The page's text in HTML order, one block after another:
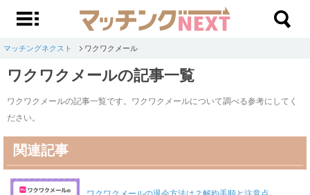
マッチングネクスト ワクワクメール
ワクワクメールの記事一覧
ワクワクメールの記事一覧です。ワクワクメールについて調べる参考にしてく
ださい。
関連記事